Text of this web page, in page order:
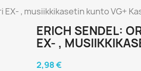
, musiikkikasetin kunto VG+
ERICH SENDEL:
EX- ,
2,98 €